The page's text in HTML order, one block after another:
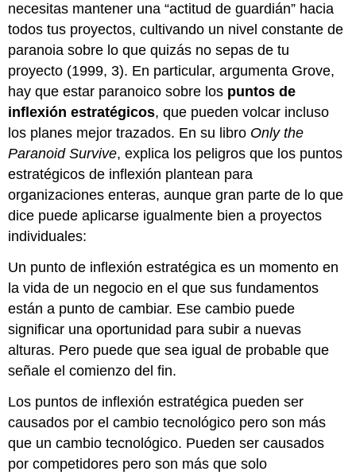
necesitas mantener una “actitud de guardián” hacia
todos tus proyectos, cultivando un nivel constante de
paranoia sobre lo que quizás no sepas de tu
proyecto (1999, 3). En particular, argumenta Grove,
hay que estar paranoico sobre los puntos de
inflexión estratégicos, que pueden volcar incluso
los planes mejor trazados. En su libro Only the
Paranoid Survive, explica los peligros que los puntos
estratégicos de inflexión plantean para
organizaciones enteras, aunque gran parte de lo que
dice puede aplicarse igualmente bien a proyectos
individuales:
Un punto de inflexión estratégica es un momento en
la vida de un negocio en el que sus fundamentos
están a punto de cambiar. Ese cambio puede
significar una oportunidad para subir a nuevas
alturas. Pero puede que sea igual de probable que
señale el comienzo del fin.
Los puntos de inflexión estratégica pueden ser
causados por el cambio tecnológico pero son más
que un cambio tecnológico. Pueden ser causados
por competidores pero son más que solo